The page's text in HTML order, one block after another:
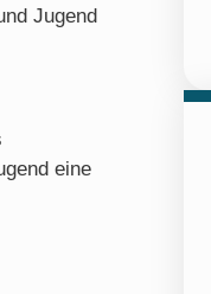
Jugend
eine